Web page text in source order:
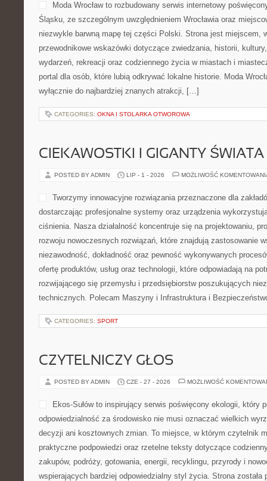
Moda Wrocław to rozbudowany serwis internetowy
Śląsku, ze szczególnym uwzględnieniem Wrocławia oraz
niezwykle barwną mapę tej części Polski. Strona jest miejscem,
przewodnikowe wskazówki dotyczące zwiedzania, historii,
wydarzeń, rekreacji oraz codziennego życia w miastach i
portal dla osób, które lubią odkrywać lokalne historie. Moda
wyłącznie do najbardziej znanych atrakcji, […]
CATEGORIES: OKNA I STOLARKA OTWOROWA
CIEKAWOSTKI I GIGANTY ŚWIATA
POSTED BY ADMIN LIP - 1 - 2026 MOŻLIWOŚĆ
Tworzymy innowacyjne rozwiązania przeznaczone dla
dostarczając profesjonalne systemy oraz urządzenia
ciśnienia. Nasza działalność koncentruje się na projektowaniu,
rozwoju nowoczesnych rozwiązań, które znajdują zastosowanie
niezawodność, dokładność oraz pewność wykonywanych
ofertę produktów, usług oraz technologii, które odpowiadają na
rozwijającego się przemysłu i przedsiębiorstw poszukujących
technicznych. Polecam Maszyny i Infrastruktura i
CATEGORIES: SPORT
CZYTELNICZY GŁOS
POSTED BY ADMIN CZE - 27 - 2026 MOŻLIWOŚĆ
Ekos-Sułów to inspirujący serwis poświęcony ekologii, który
odpowiedzialność za środowisko nie musi oznaczać wielkich
decyzji ani kosztownych zmian. To miejsce, w którym czytelnik
praktyczne podpowiedzi oraz rzetelne teksty dotyczące
zakupów, podróży, gotowania, energii, recyklingu, przyrody i
wspierających bardziej odpowiedzialny styl życia. Strona została